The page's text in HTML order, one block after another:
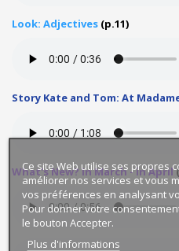
Look: Adjectives (p.11)
Story Kate and Tom: At
What's New? In March - in April
Ce site Web utilise ses propres
améliorer nos services et vous
vos préférences en analysant
Pour donner votre
le bouton Accepter.
Plus d'informations